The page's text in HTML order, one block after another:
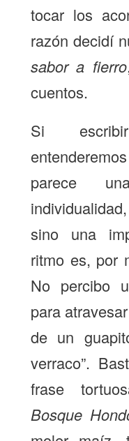
tocar los
razón decidí
sabor a fierro
cuentos.
Si
parece
sino una
ritmo es, por
No percibo
para
de un
verraco”.
frase
Bosque